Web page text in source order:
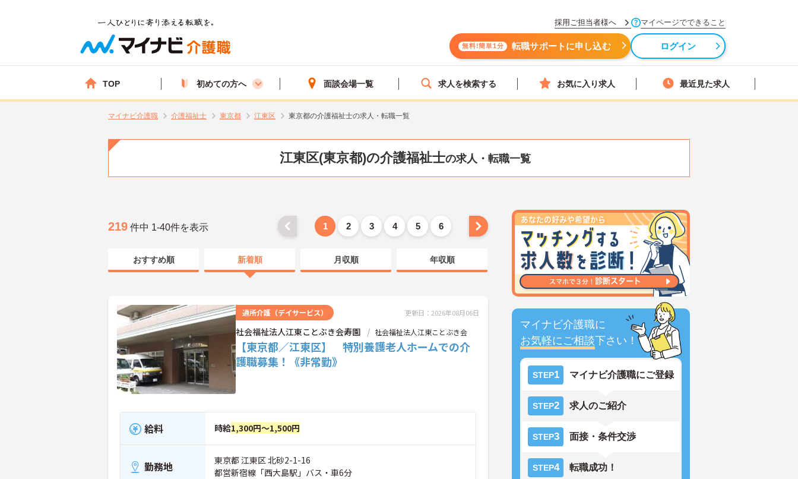
採用ご担当者様へ マイページでできること
無料!簡単1分 転職サポートに申し込む ログイン
TOP 初めての方へ 面談会場一覧 求人を検索する お気に入り求人 最近見た求人
マイナビ介護職 介護福祉士 東京都 江東区 東京都の介護福祉士の求人・転職一覧
江東区(東京都)の介護福祉士の求人・転職一覧
マイナビ介護職に
お気軽にご相談下さい！
STEP1 マイナビ介護職にご登録
STEP2 求人のご紹介
STEP3 面接・条件交渉
STEP4 転職成功！
219 件中 1-40件を表示 1 2 3 4 5 6
おすすめ順 新着順 月収順 年収順
通所介護（デイサービス） 更新日：2026年08月06日
社会福祉法人江東ことぶき会寿園 社会福祉法人江東ことぶき会
【東京都／江東区】 特別養護老人ホームでの介
護職募集！《非常勤》
給料 時給1,300円～1,500円
勤務地
東京都 江東区 北砂2-1-16
都営新宿線「西大島駅」バス・車6分